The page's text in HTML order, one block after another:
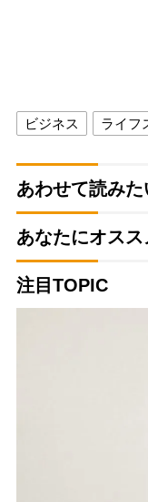
ビジネス ライフ
あわせて読みた
あなたにオスス
注目TOPIC